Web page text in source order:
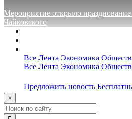
Мероприятие открыло празднование
Чайковского
Все Лента Экономика
Все Лента Экономика
Предложить новость
×